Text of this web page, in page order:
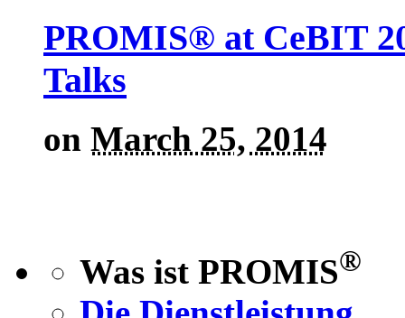
PROMIS® at CeBIT
Talks
on March 25, 2014
Was ist PROMIS®